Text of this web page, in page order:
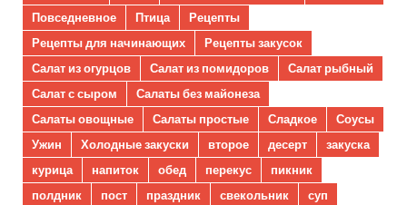
Повседневное
Птица
Рецепты
Рецепты для начинающих
Рецепты закусок
Салат из огурцов
Салат из помидоров
Салат рыбный
Салат с сыром
Салаты без майонеза
Салаты овощные
Салаты простые Сладкое
Соусы
Ужин
Холодные закуски второе десерт
закуска
курица
напиток обед перекус
пикник
полдник
пост праздник свекольник суп